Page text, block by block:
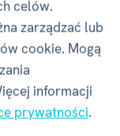
celów.
zarządzać lub
cookie. Mogą
informacji
prywatności.